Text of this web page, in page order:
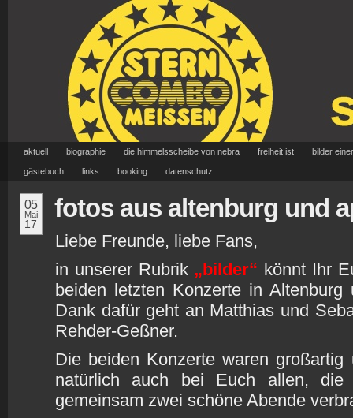
aktuell biographie die himmelsscheibe von nebra freiheit ist bilder
gästebuch links booking datenschutz
05
Mai
17
fotos aus altenburg und
Liebe Freunde, liebe Fans,
in unserer Rubrik „bilder“ könnt Ihr
beiden letzten Konzerte in
Dank dafür geht an Matthias und
Rehder-Geßner.
Die beiden Konzerte waren
natürlich auch bei Euch allen,
gemeinsam zwei schöne Abende